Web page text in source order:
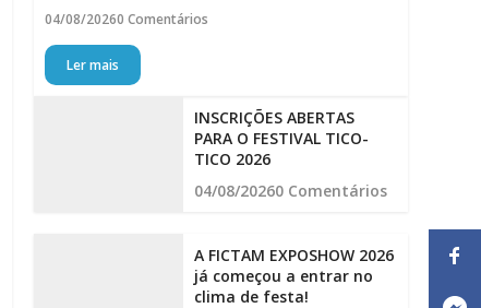
04/08/20260 Comentários
Ler mais
INSCRIÇÕES ABERTAS
PARA O FESTIVAL TICO-
TICO 2026
04/08/20260 Comentários
A FICTAM EXPOSHOW 2026
já começou a entrar no
clima de festa!